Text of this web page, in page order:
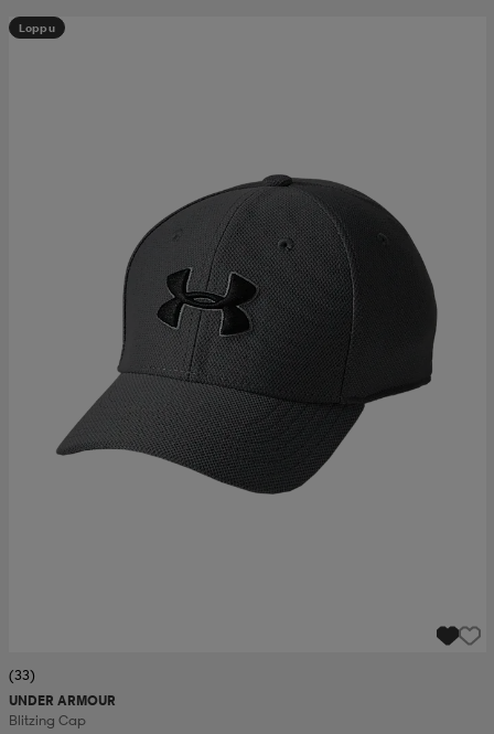
Loppu
(33)
UNDER ARMOUR
Blitzing Cap